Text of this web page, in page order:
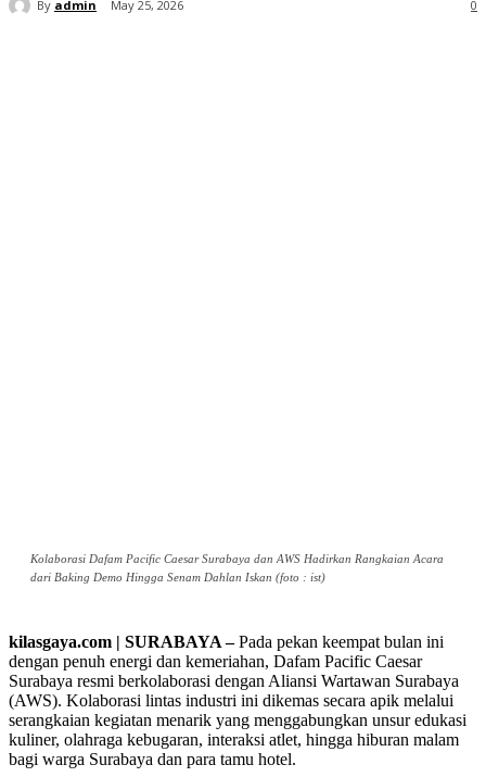
By admin May 25, 2026 0
Kolaborasi Dafam Pacific Caesar Surabaya dan AWS Hadirkan Rangkaian Acara
dari Baking Demo Hingga Senam Dahlan Iskan (foto : ist)
kilasgaya.com | SURABAYA –Pada pekan keempat bulan ini
dengan penuh energi dan kemeriahan, Dafam Pacific Caesar
Surabaya resmi berkolaborasi dengan Aliansi Wartawan Surabaya
(AWS). Kolaborasi lintas industri ini dikemas secara apik melalui
serangkaian kegiatan menarik yang menggabungkan unsur edukasi
kuliner, olahraga kebugaran, interaksi atlet, hingga hiburan malam
bagi warga Surabaya dan para tamu hotel.